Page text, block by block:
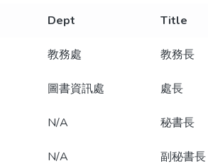
Dept Title
教務處 教務長
圖書資訊處 處長
N/A 秘書長
N/A 副秘書長